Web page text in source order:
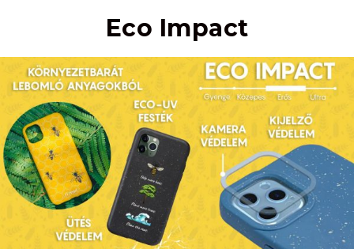
Eco Impact